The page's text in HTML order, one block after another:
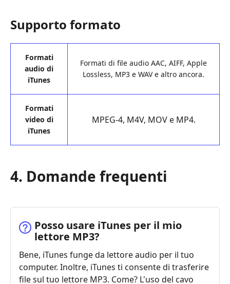
Supporto formato
Formati
audio di
iTunes
Formati di file audio AAC, AIFF, Apple
Lossless, MP3 e WAV e altro ancora.
Formati
video di
iTunes
MPEG-4, M4V, MOV e MP4.
4. Domande frequenti
Posso usare iTunes per il mio
lettore MP3?
Bene, iTunes funge da lettore audio per il tuo
computer. Inoltre, iTunes ti consente di trasferire
file sul tuo lettore MP3. Come? L'uso del cavo